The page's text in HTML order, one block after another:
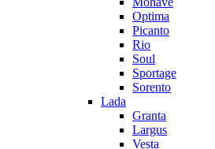
Optima
Picanto
Rio
Soul
Sportage
Sorento
Lada
Granta
Largus
Vesta